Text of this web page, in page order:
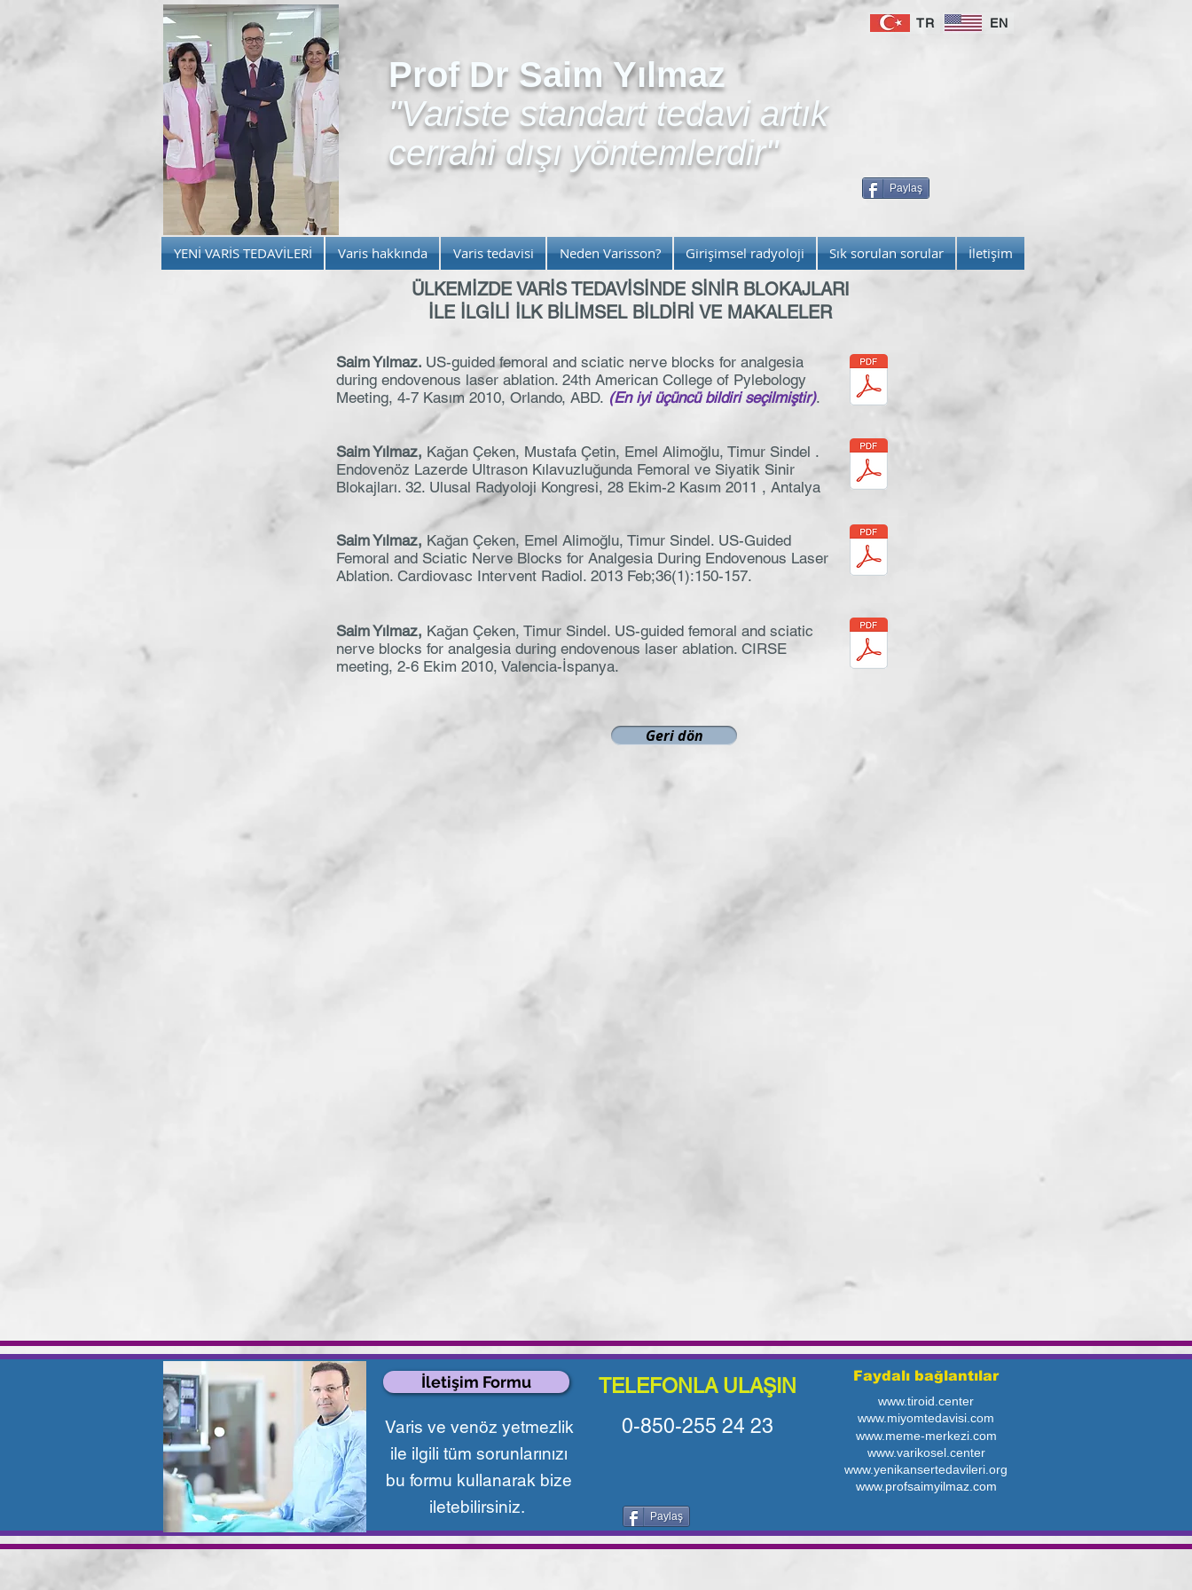
TR EN
Paylaş
YENİ VARİS TEDAVİLERİ Varis hakkında Varis tedavisi Neden Varisson? Girişimsel radyoloji Sık sorulan sorular İletişim
Prof Dr Saim Yılmaz
"Variste standart tedavi artık
cerrahi dışı yöntemlerdir"
Saim Yılmaz. US-guided femoral and sciatic nerve blocks for analgesia
during endovenous laser ablation. 24th American College of Pylebology
Meeting, 4-7 Kasım 2010, Orlando, ABD. (En iyi üçüncü bildiri seçilmiştir).
Saim Yılmaz, Kağan Çeken, Mustafa Çetin, Emel Alimoğlu, Timur Sindel .
Endovenöz Lazerde Ultrason Kılavuzluğunda Femoral ve Siyatik Sinir
Blokajları. 32. Ulusal Radyoloji Kongresi, 28 Ekim-2 Kasım 2011 , Antalya
Saim Yılmaz, Kağan Çeken, Emel Alimoğlu, Timur Sindel. US-Guided
Femoral and Sciatic Nerve Blocks for Analgesia During Endovenous Laser
Ablation. Cardiovasc Intervent Radiol. 2013 Feb;36(1):150-157.
Saim Yılmaz, Kağan Çeken, Timur Sindel. US-guided femoral and sciatic
nerve blocks for analgesia during endovenous laser ablation. CIRSE
meeting, 2-6 Ekim 2010, Valencia-İspanya.
Geri dön
ÜLKEMİZDE VARİS TEDAVİSİNDE SİNİR BLOKAJLARI
İLE İLGİLİ İLK BİLİMSEL BİLDİRİ VE MAKALELER
Paylaş
İletişim Formu
Varis ve venöz yetmezlik
ile ilgili tüm sorunlarınızı
bu formu kullanarak bize
iletebilirsiniz.
TELEFONLA ULAŞIN
0-850-255 24 23
www.profsaimyilmaz.com
www.miyomtedavisi.com
www.tiroid.center
www.varikosel.center
Faydalı bağlantılar
www.yenikansertedavileri.org
www.meme-merkezi.com